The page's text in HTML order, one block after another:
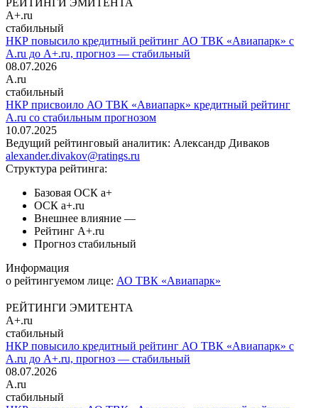
A+.ru
стабильный
НКР повысило кредитный рейтинг АО ТВК «Авиапарк» с
A.ru до A+.ru, прогноз — стабильный
08.07.2026
A.ru
стабильный
НКР присвоило АО ТВК «Авиапарк» кредитный рейтинг
A.ru со стабильным прогнозом
10.07.2025
Ведущий рейтинговый аналитик: Александр Диваков
alexander.divakov@ratings.ru
Структура рейтинга:
Базовая ОСК a+
ОСК a+.ru
Внешнее влияние —
Рейтинг A+.ru
Прогноз стабильный
Информация
о рейтингуемом лице: АО ТВК «Авиапарк»
РЕЙТИНГИ ЭМИТЕНТА
A+.ru
стабильный
НКР повысило кредитный рейтинг АО ТВК «Авиапарк» с
A.ru до A+.ru, прогноз — стабильный
08.07.2026
A.ru
стабильный